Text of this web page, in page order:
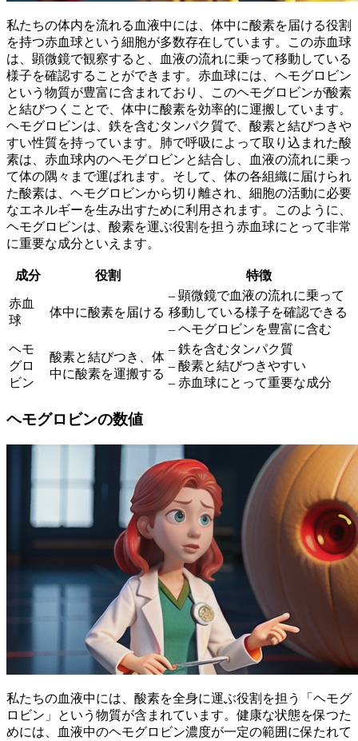
私たちの体内を流れる血液中には、体中に酸素を届ける役割
を持つ赤血球という細胞が多数存在しています。この赤血球
は、顕微鏡で観察すると、
血液の流れに乗って移動している
様子を確認することができます。赤血球には、ヘモグロビン
という物質が豊富に含まれており、このヘモグロビンが酸素
と結びつくことで、体中に酸素を効率的に運搬しています。
ヘモグロビンは、鉄を含むタンパク質で、酸素と結びつきや
すい性質を持っています。肺で呼吸によって取り込まれた酸
素は、赤血球内のヘモグロビンと結合し、血液の流れに乗っ
て体の隅々まで運ばれます。そして、体の各組織に届けられ
た酸素は、ヘモグロビンから切り離され、細胞の活動に必要
なエネルギーを生み出すために利用されます。このように、
ヘモグロビンは、酸素を運ぶ役割を担う赤血球にとって非常
に重要な成分といえます。
成分 役割 特徴
赤血
球
体中に酸素を届ける
– 顕微鏡で血液の流れに乗って
移動している様子を確認できる
– ヘモグロビンを豊富に含む
ヘモ
グロ
ビン
酸素と結びつき、体
中に酸素を運搬する
– 鉄を含むタンパク質
– 酸素と結びつきやすい
– 赤血球にとって重要な成分
ヘモグロビンの数値
私たちの血液中には、 酸素を全身に運ぶ役割 を担う「ヘモグ
ロビン」という物質が含まれています。健康な状態を保つた
めには、血液中のヘモグロビン濃度が一定の範囲に保たれて